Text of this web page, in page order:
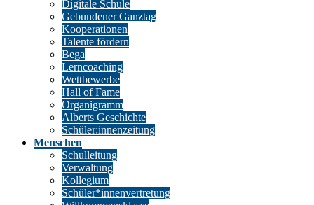
Digitale Schule
Gebundener Ganztag
Kooperationen
Talente fördern
Bega
Lerncoaching
Wettbewerbe
Hall of Fame
Organigramm
Alberts Geschichte
Schüler:innenzeitung
Menschen
Schulleitung
Verwaltung
Kollegium
Schüler*innenvertretung